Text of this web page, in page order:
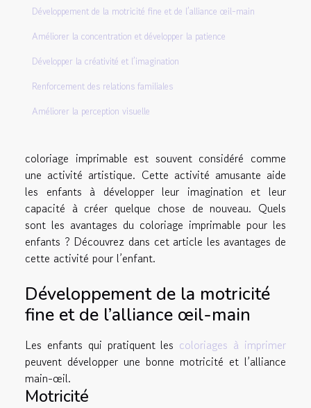
Développement de la motricité fine et de l’alliance œil-main
Améliorer la concentration et développer la patience
Développer la créativité et l’imagination
Renforcement des relations familiales
Améliorer la perception visuelle
coloriage imprimable est souvent considéré comme
une activité artistique. Cette activité amusante aide
les enfants à développer leur imagination et leur
capacité à créer quelque chose de nouveau. Quels
sont les avantages du coloriage imprimable pour les
enfants ? Découvrez dans cet article les avantages de
cette activité pour l’enfant.
Développement de la motricité
fine et de l’alliance œil-main
Les enfants qui pratiquent les coloriages à imprimer
peuvent développer une bonne motricité et l’alliance
main-œil.
Motricité